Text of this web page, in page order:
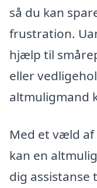
så du kan
frustration.
hjælp til
eller
altmuligmand
Med et væld
kan en
dig assistanse